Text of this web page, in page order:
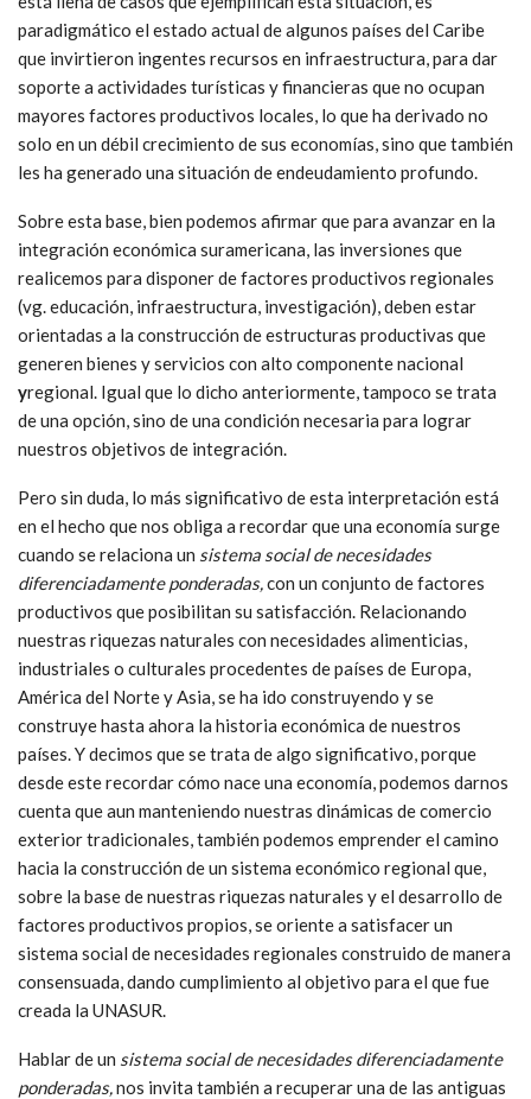
paradigmático el estado actual de algunos países del Caribe
que invirtieron ingentes recursos en infraestructura, para dar
soporte a actividades turísticas y financieras que no ocupan
mayores factores productivos locales, lo que ha derivado no
solo en un débil crecimiento de sus economías, sino que también
les ha generado una situación de endeudamiento profundo.
Sobre esta base, bien podemos afirmar que para avanzar en la
integración económica suramericana, las inversiones que
realicemos para disponer de factores productivos regionales
(vg. educación, infraestructura, investigación), deben estar
orientadas a la construcción de estructuras productivas que
generen bienes y servicios con alto componente nacional
yregional. Igual que lo dicho anteriormente, tampoco se trata
de una opción, sino de una condición necesaria para lograr
nuestros objetivos de integración.
Pero sin duda, lo más significativo de esta interpretación está
en el hecho que nos obliga a recordar que una economía surge
cuando se relaciona un sistema social de necesidades
diferenciadamente ponderadas, con un conjunto de factores
productivos que posibilitan su satisfacción. Relacionando
nuestras riquezas naturales con necesidades alimenticias,
industriales o culturales procedentes de países de Europa,
América del Norte y Asia, se ha ido construyendo y se
construye hasta ahora la historia económica de nuestros
países. Y decimos que se trata de algo significativo, porque
desde este recordar cómo nace una economía, podemos darnos
cuenta que aun manteniendo nuestras dinámicas de comercio
exterior tradicionales, también podemos emprender el camino
hacia la construcción de un sistema económico regional que,
sobre la base de nuestras riquezas naturales y el desarrollo de
factores productivos propios, se oriente a satisfacer un
sistema social de necesidades regionales construido de manera
consensuada, dando cumplimiento al objetivo para el que fue
creada la UNASUR.
Hablar de un sistema social de necesidades diferenciadamente
ponderadas, nos invita también a recuperar una de las antiguas